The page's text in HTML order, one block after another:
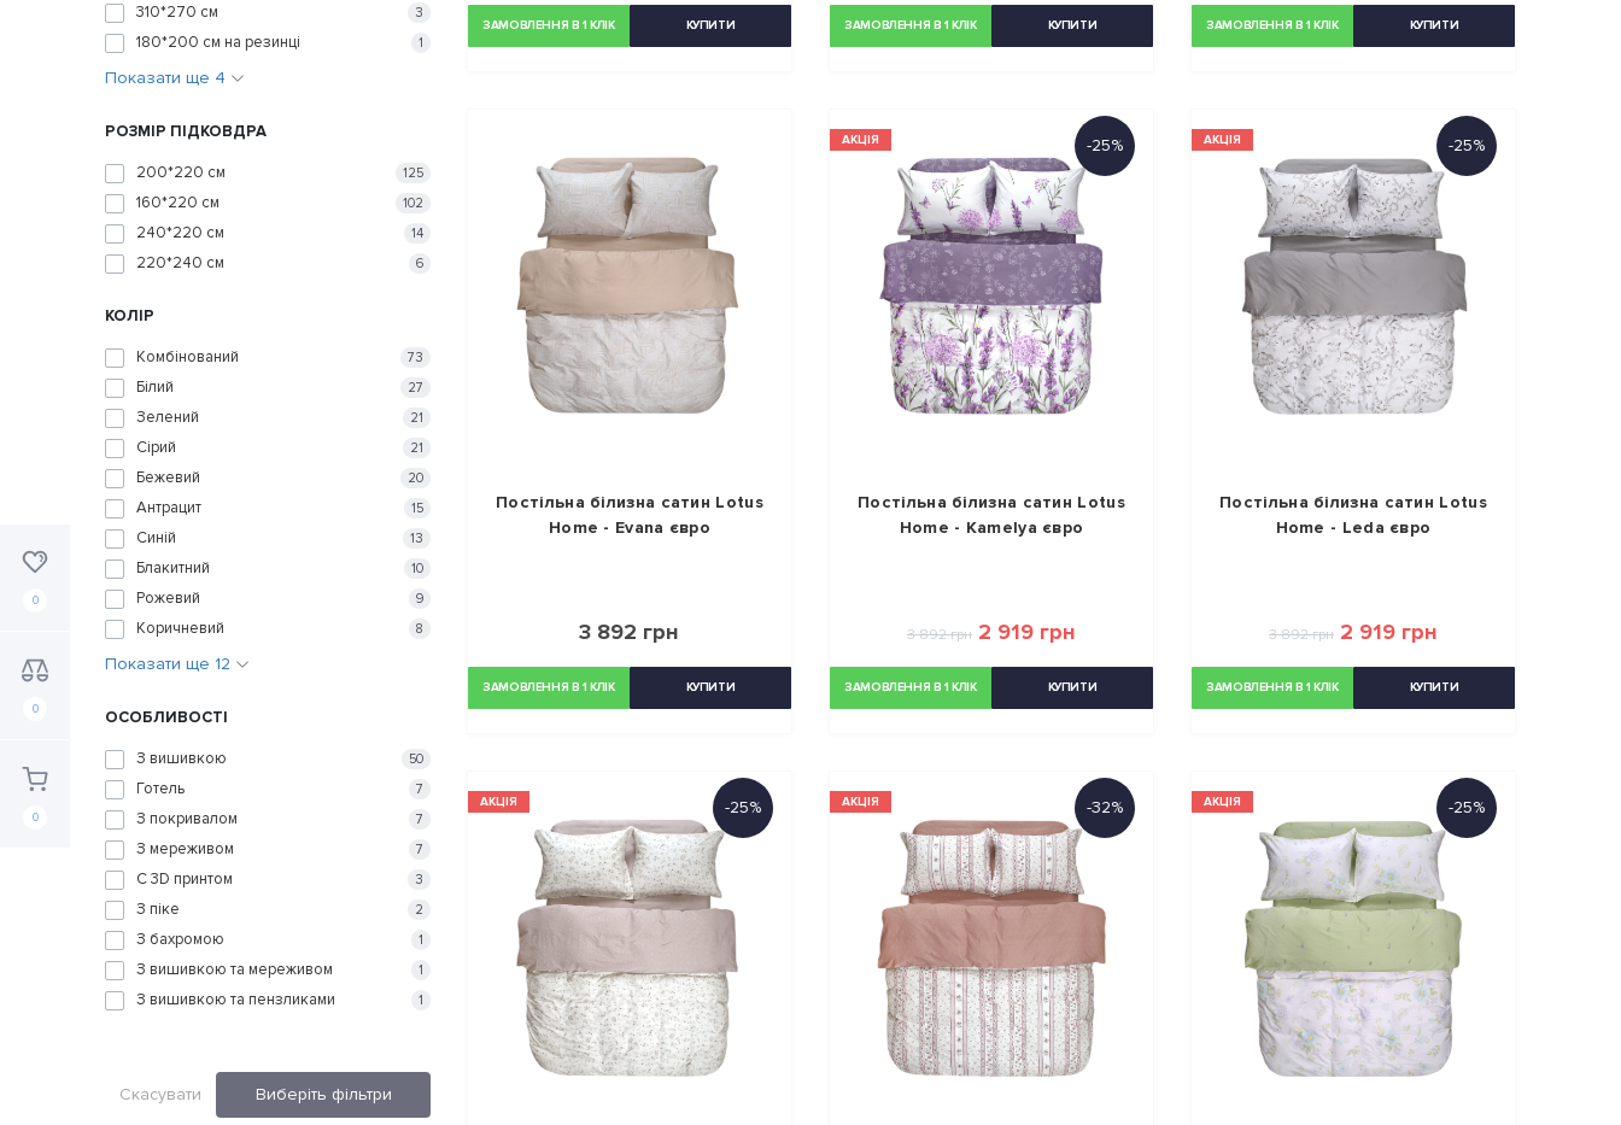
0
0
0
310*270 см 3
180*200 см на резинці 1
Показати ще 4
РОЗМІР ПІДКОВДРА
200*220 см 125
160*220 см 102
240*220 см 14
220*240 см 6
КОЛІР
Комбінований 73
Білий 27
Зелений 21
Сірий 21
Бежевий 20
Антрацит 15
Синій 13
Блакитний 10
Рожевий 9
Коричневий 8
Показати ще 12
ОСОБЛИВОСТІ
З вишивкою 50
Готель 7
З покривалом 7
З мереживом 7
С 3D принтом 3
З піке 2
З бахромою 1
З вишивкою та мереживом 1
З вишивкою та пензликами 1
Скасувати Виберіть фільтри
ЗАМОВЛЕННЯ В 1 КЛІК КУПИТИ ЗАМОВЛЕННЯ В 1 КЛІК КУПИТИ ЗАМОВЛЕННЯ В 1 КЛІК КУПИТИ
Постільна білизна сатин Lotus
Home - Evana євро
3 892 грн
ЗАМОВЛЕННЯ В 1 КЛІК КУПИТИ
АКЦІЯ -25%
Постільна білизна сатин Lotus
Home - Kamelya євро
3 892 грн 2 919 грн
ЗАМОВЛЕННЯ В 1 КЛІК КУПИТИ
АКЦІЯ -25%
Постільна білизна сатин Lotus
Home - Leda євро
3 892 грн 2 919 грн
ЗАМОВЛЕННЯ В 1 КЛІК КУПИТИ
АКЦІЯ -25% АКЦІЯ -32% АКЦІЯ -25%